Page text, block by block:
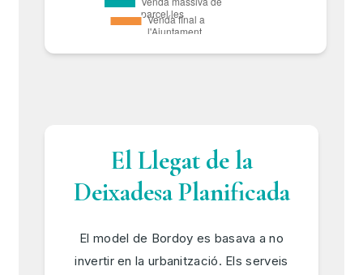
El Llegat de la
Deixadesa Planificada
El model de Bordoy es basava a no
invertir en la urbanització. Els serveis